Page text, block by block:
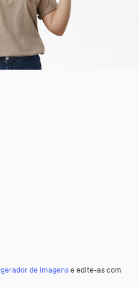
gerador de imagense edite-as com